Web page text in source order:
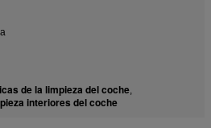
de la limpieza del coche,
interiores del coche